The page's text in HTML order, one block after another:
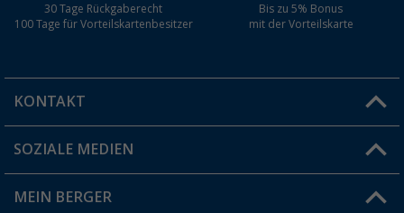
30 Tage Rückgaberecht
100 Tage für Vorteilskartenbesitzer
Bis zu 5% Bonus
mit der Vorteilskarte
KONTAKT
Du hast eine Frage?
Filiale finden
SOZIALE MEDIEN
MEIN BERGER